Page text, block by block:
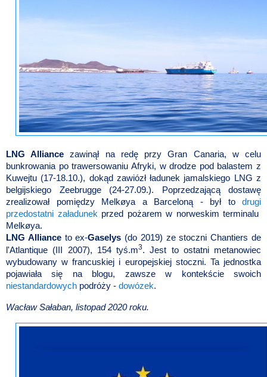
LNG Alliance zawinął na redę przy Gran Canaria, w celu
bunkrowania po trawersowaniu Afryki, w drodze pod balastem z
Kuwejtu (17-18.10.), dokąd zawiózł ładunek jamalskiego LNG z
belgijskiego Zeebrugge (24-27.09.). Poprzedzającą dostawę
zrealizował pomiędzy Melkøya a Barceloną - był to drugi
przedostatni załadunek przed pożarem w norweskim terminalu
Melkøya.
LNG Alliance to ex-Gaselys (do 2019) ze stoczni Chantiers de
l'Atlantique (III 2007), 154 tyś.m3. Jest to ostatni metanowiec
wybudowany w francuskiej i europejskiej stoczni. Ta jednostka
pojawiała się na blogu, zawsze w kontekście swoich
niestandardowych podróży - dowózek.
Wacław Sałaban, listopad 2020 roku.